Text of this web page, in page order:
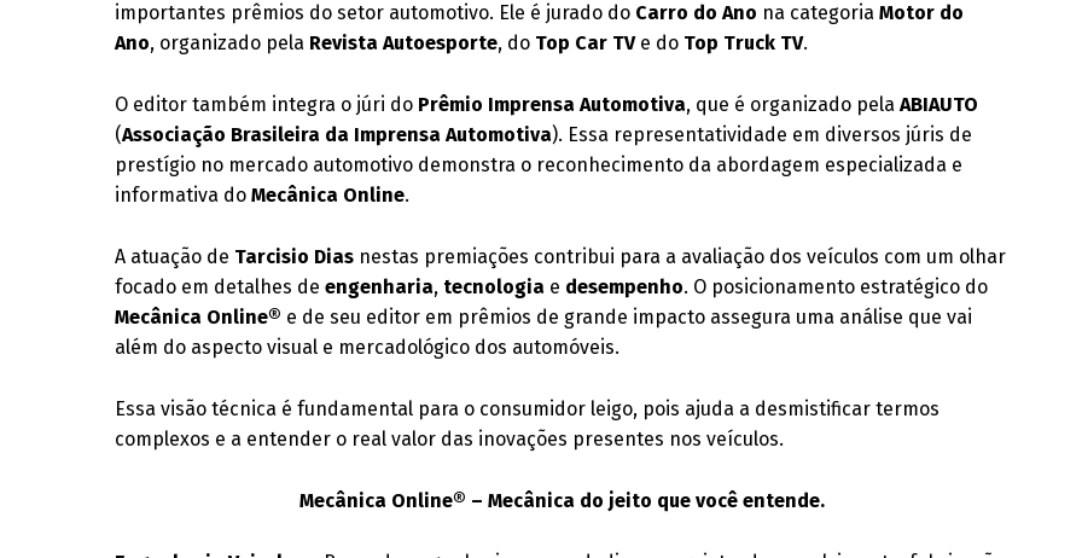
importantes prêmios do setor automotivo. Ele é jurado do Carro do Ano na categoriaMotor do
Ano, organizado pela Revista Autoesporte, do Top Car TVe do Top Truck TV.
O editor também integra o júri do Prêmio Imprensa Automotiva, que é organizado pelaABIAUTO
(Associação Brasileira da Imprensa Automotiva). Essa representatividade em diversos júris de
prestígio no mercado automotivo demonstra o reconhecimento da abordagem especializada e
informativa doMecânica Online.
A atuação de Tarcisio Dias nestas premiações contribui para a avaliação dos veículos com um olhar
focado em detalhes deengenharia, tecnologia e desempenho. O posicionamento estratégico do
Mecânica Online® e de seu editor em prêmios de grande impacto assegura uma análise que vai
além do aspecto visual e mercadológico dos automóveis.
Essa visão técnica é fundamental para o consumidor leigo, pois ajuda a desmistificar termos
complexos e a entender o real valor das inovações presentes nos veículos.
Mecânica Online® – Mecânica do jeito que você entende.